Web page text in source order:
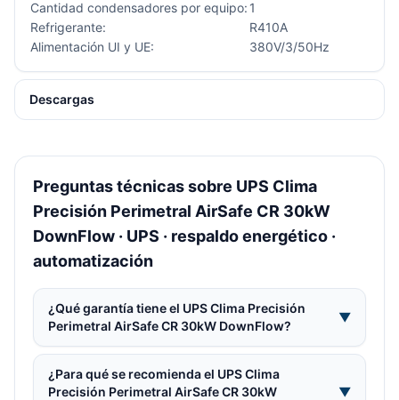
Cantidad condensadores por equipo: 1
Refrigerante:
R410A
Alimentación UI y UE:
380V/3/50Hz
Descargas
Preguntas técnicas sobre UPS Clima
Precisión Perimetral AirSafe CR 30kW
DownFlow · UPS · respaldo energético ·
automatización
¿Qué garantía tiene el UPS Clima Precisión
Perimetral AirSafe CR 30kW DownFlow?
▼
¿Para qué se recomienda el UPS Clima
Precisión Perimetral AirSafe CR 30kW
▼